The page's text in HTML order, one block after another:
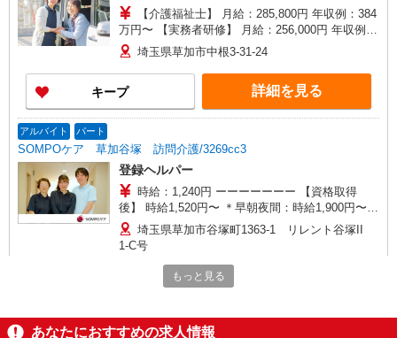
【介護福祉士】 月給：285,800円 年収例：384
万円〜 【実務者研修】 月給：256,000円 年収例：
345万円〜 【初任者研修・無資格】 月給：
247,200円 年収例：334万円〜 ※職務手当、働き
がい向上手当、日祝手当（月平均2回分）、夜勤手
当（月平均5回分）等、毎月平均的に支払われる手
当を含みます。 ※介護福祉士のみ、特別職務手当
分〜） ◎賞与 基本給2.08ヶ月分/年支給
埼玉県草加市中根3-31-24
キープ 詳細を見る
アルバイト パート
SOMPOケア 草加谷塚 訪問介護/3269cc3
登録ヘルパー
時給：1,240円 ーーーーーーー 【資格取得
後】 時給1,520円〜 ＊早朝夜間：時給1,900円〜
＊日曜祝日：時給1,820円〜 ーーーーーーー
埼玉県草加市谷塚町1363-1 リレント谷塚II
1-C号
アルバイト パート
もっと見る
あなたにおすすめの求人情報